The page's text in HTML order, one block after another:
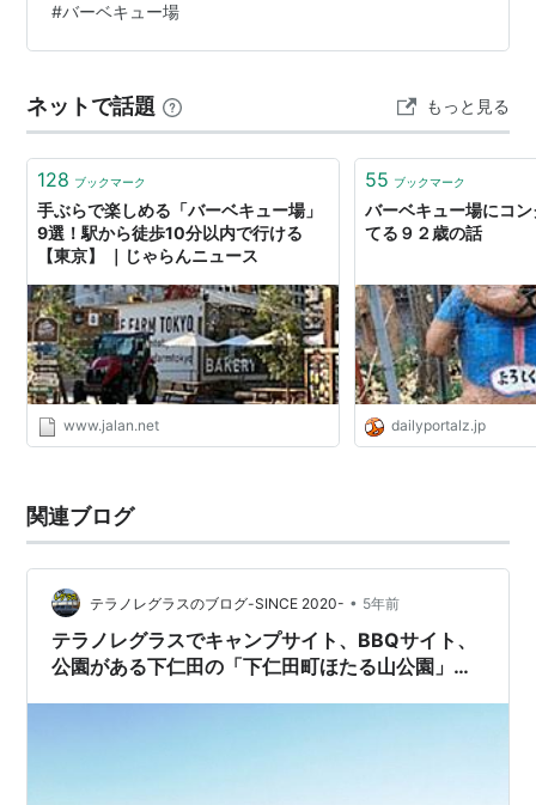
素敵！ と ↓ を 買いました 10インチ ダッチオーブン
D545S シーズニング（ さび止め＆食材のこびり付きや
ッドリフター）もついてて、 フタは フライパンとし…
#バーベキュー場
ネットで話題 もっと見る
128 ブックマーク
手ぶらで楽しめる「バーベキュー場」
9選！駅から徒歩10分以内で行ける
【東京】 ｜じゃらんニュース
www.jalan.net
55 ブックマーク
バーベキュー場にコ
てる９２歳の話
dailyportalz.jp
関連ブログ
テラノレグラスのブログ-SINCE 2020- • 5年前
テラノレグラスでキャンプサイト、BBQサイト、
公園がある下仁田の「下仁田町ほたる山公園」へ